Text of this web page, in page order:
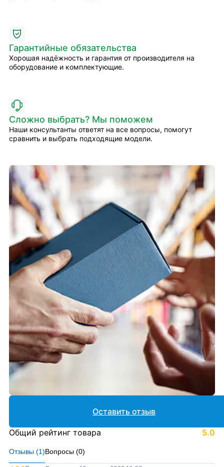
Гарантийные обязательства
Хорошая надёжность и гарантия от производителя на
оборудование и комплектующие.
Сложно выбрать? Мы поможем
Наши консультанты ответят на все вопросы, помогут
сравнить и выбрать подходящие модели.
Отзывы (1)Вопросы (0)
Оставить отзыв
Общий рейтинг товара 5.0